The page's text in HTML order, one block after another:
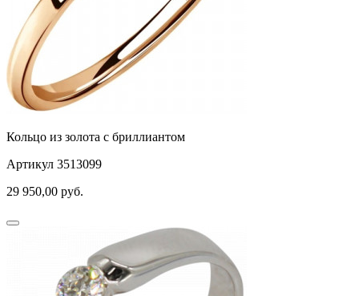
Кольцо из золота с бриллиантом
Артикул 3513099
29 950,00 руб.